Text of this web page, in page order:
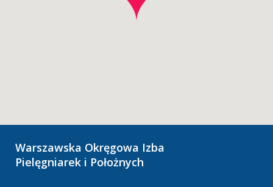
Warszawska Okręgowa Izba
Pielęgniarek i Położnych